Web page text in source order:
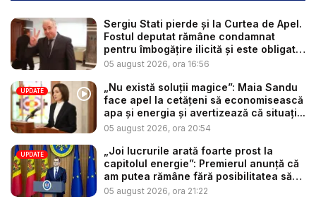
Sergiu Stati pierde și la Curtea de Apel.
Fostul deputat rămâne condamnat
pentru îmbogățire ilicită și este obligat
...
05 august 2026, ora 16:56
UPDATE
„Nu există soluții magice”: Maia Sandu
face apel la cetățeni să economisească
apa și energia și avertizează că situați...
05 august 2026, ora 20:54
UPDATE
„Joi lucrurile arată foarte prost la
capitolul energie”: Premierul anunță că
am putea rămâne fără posibilitatea să
c...
05 august 2026, ora 21:22